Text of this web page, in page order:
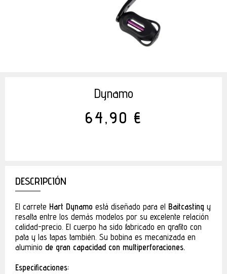
Dynamo
64,90 €
DESCRIPCIÓN
El carrete Hart Dynamo está diseñado para el Baitcasting y
resalta entre los demás modelos por su excelente relación
calidad-precio. El cuerpo ha sido fabricado en grafito con
pata y las tapas también. Su bobina es mecanizada en
aluminio de gran capacidad con multiperforaciones.
Especificaciones: